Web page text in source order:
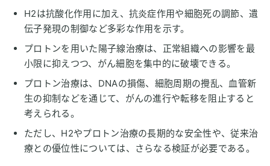
H2は抗酸化作用に加え、抗炎症作用や細胞死の調節、遺
伝子発現の制御など多彩な作用を示す。
プロトンを用いた陽子線治療は、正常組織への影響を最
小限に抑えつつ、がん細胞を集中的に破壊できる。
プロトン治療は、DNAの損傷、細胞周期の攪乱、血管新
生の抑制などを通じて、がんの進行や転移を阻止すると
考えられる。
ただし、H2やプロトン治療の長期的な安全性や、従来治
療との優位性については、さらなる検証が必要である。